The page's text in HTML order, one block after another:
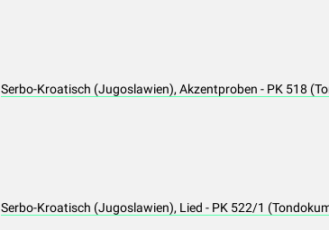
Serbo-Kroatisch (Jugoslawien), Akzentproben - PK 518
Serbo-Kroatisch (Jugoslawien), Lied - PK 522/1